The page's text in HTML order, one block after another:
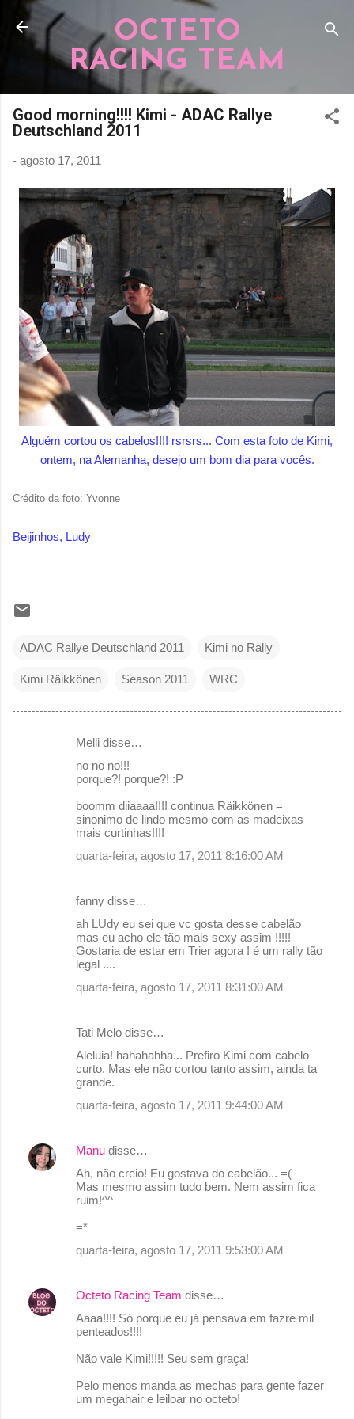
Pular para o conteúdo principal
OCTETO
RACING TEAM
Good morning!!!! Kimi - ADAC Rallye
Deutschland 2011
- agosto 17, 2011
Alguém cortou os cabelos!!!! rsrsrs... Com esta foto de Kimi,
ontem, na Alemanha, desejo um bom dia para vocês.
Crédito da foto: Yvonne
Beijinhos, Ludy
ADAC Rallye Deutschland 2011 Kimi no Rally
Kimi Räikkönen Season 2011 WRC
Melli disse…
no no no!!!
porque?! porque?! :P
boomm diiaaaa!!!! continua Räikkönen =
sinonimo de lindo mesmo com as madeixas
mais curtinhas!!!!
quarta-feira, agosto 17, 2011 8:16:00 AM
fanny disse…
ah LUdy eu sei que vc gosta desse cabelão
mas eu acho ele tão mais sexy assim !!!!!
Gostaria de estar em Trier agora ! é um rally tão
legal ....
quarta-feira, agosto 17, 2011 8:31:00 AM
Tati Melo disse…
Aleluia! hahahahha... Prefiro Kimi com cabelo
curto. Mas ele não cortou tanto assim, ainda ta
grande.
quarta-feira, agosto 17, 2011 9:44:00 AM
Manu disse…
Ah, não creio! Eu gostava do cabelão... =(
Mas mesmo assim tudo bem. Nem assim fica
ruim!^^
=*
quarta-feira, agosto 17, 2011 9:53:00 AM
Octeto Racing Team disse…
Aaaa!!!! Só porque eu já pensava em fazre mil
penteados!!!!
Não vale Kimi!!!!! Seu sem graça!
Pelo menos manda as mechas para gente fazer
um megahair e leiloar no octeto!